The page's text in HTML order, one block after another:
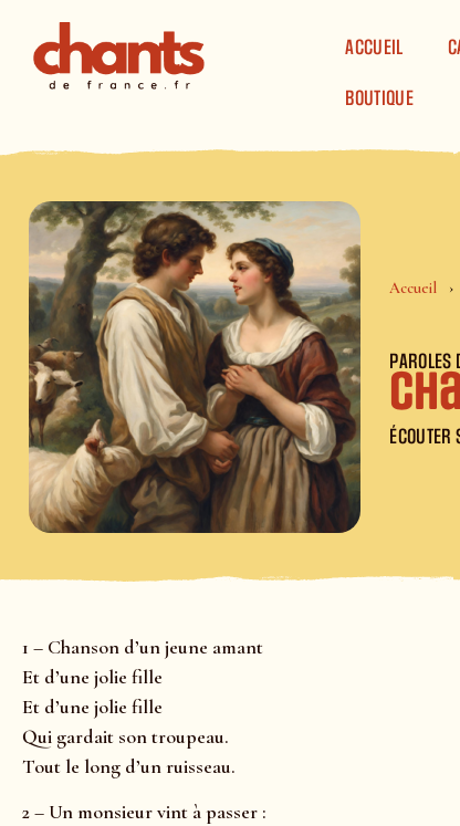
ACCUEIL
BOUTIQUE
Accueil
PAROLES
ÉCOUTER
1 – Chanson d’un jeune amant
Et d’une jolie fille
Et d’une jolie fille
Qui gardait son troupeau.
Tout le long d’un ruisseau.
2 – Un monsieur vint à passer :